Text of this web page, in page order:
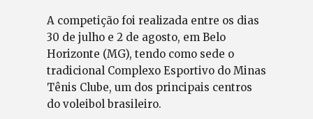
A competição foi realizada entre os dias
30 de julho e 2 de agosto, em Belo
Horizonte (MG), tendo como sede o
tradicional Complexo Esportivo do Minas
Tênis Clube, um dos principais centros
do voleibol brasileiro.